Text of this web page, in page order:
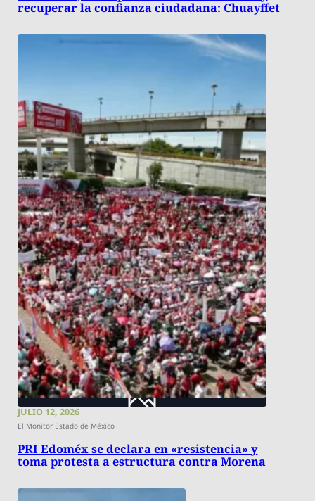
recuperar la confianza ciudadana: Chuayffet
JULIO 12, 2026
El Monitor Estado de México
PRI Edoméx se declara en «resistencia» y
toma protesta a estructura contra Morena